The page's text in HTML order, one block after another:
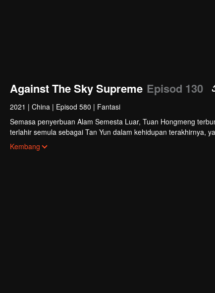
Against The Sky Supreme Episod 130
2021 | China | Episod 580 | Fantasi
Semasa penyerbuan Alam Semesta Luar, Tuan Hongmeng
terlahir semula sebagai Tan Yun dalam kehidupan terakhirnya,
perkahwinan, Tan Yun terserempak dengan tunangnya yang
Yun memiliki bakat tahap Dewa untuk meningkatkan
Kembang